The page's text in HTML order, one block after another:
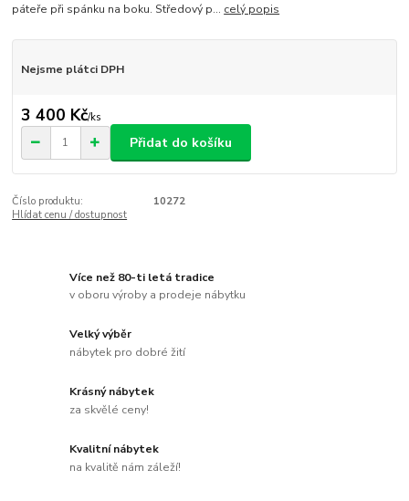
páteře při spánku na boku. Středový p... celý popis
Nejsme plátci DPH
3 400 Kč/ks
Přidat do košíku
Číslo produktu:
10272
Hlídat cenu / dostupnost
Více než 80-ti letá tradice
v oboru výroby a prodeje nábytku
Velký výběr
nábytek pro dobré žití
Krásný nábytek
za skvělé ceny!
Kvalitní nábytek
na kvalitě nám záleží!